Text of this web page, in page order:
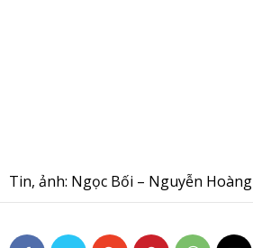
Tin, ảnh: Ngọc Bối – Nguyễn Hoàng